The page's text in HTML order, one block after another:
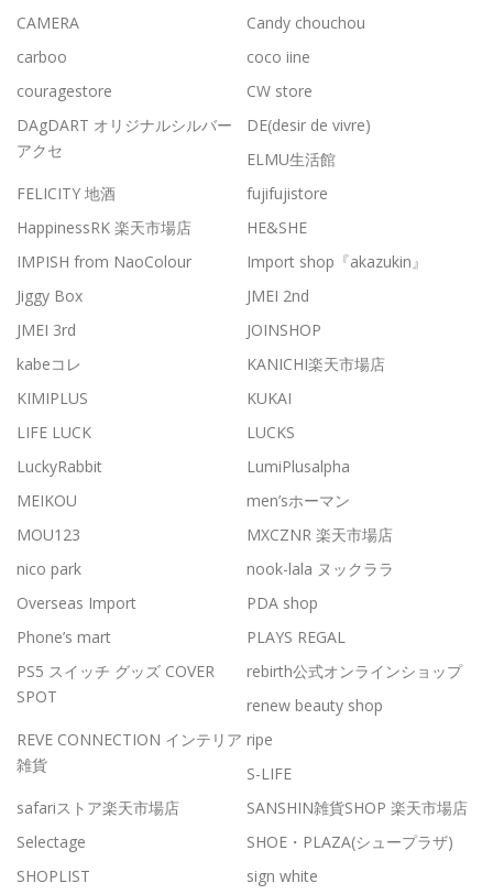
CAMERA
Candy chouchou
carboo
coco iine
couragestore
CW store
DAgDART オリジナルシルバー
アクセ
DE(desir de vivre)
ELMU生活館
FELICITY 地酒
fujifujistore
HappinessRK 楽天市場店
HE&SHE
IMPISH from NaoColour
Import shop『akazukin』
Jiggy Box
JMEI 2nd
JMEI 3rd
JOINSHOP
kabeコレ
KANICHI楽天市場店
KIMIPLUS
KUKAI
LIFE LUCK
LUCKS
LuckyRabbit
LumiPlusalpha
MEIKOU
men’sホーマン
MOU123
MXCZNR 楽天市場店
nico park
nook-lala ヌックララ
Overseas Import
PDA shop
Phone’s mart
PLAYS REGAL
PS5 スイッチ グッズ COVER
SPOT
rebirth公式オンラインショップ
renew beauty shop
REVE CONNECTION インテリア
雑貨
ripe
S-LIFE
safariストア楽天市場店
SANSHIN雑貨SHOP 楽天市場店
Selectage
SHOE・PLAZA(シュープラザ)
SHOPLIST
sign white